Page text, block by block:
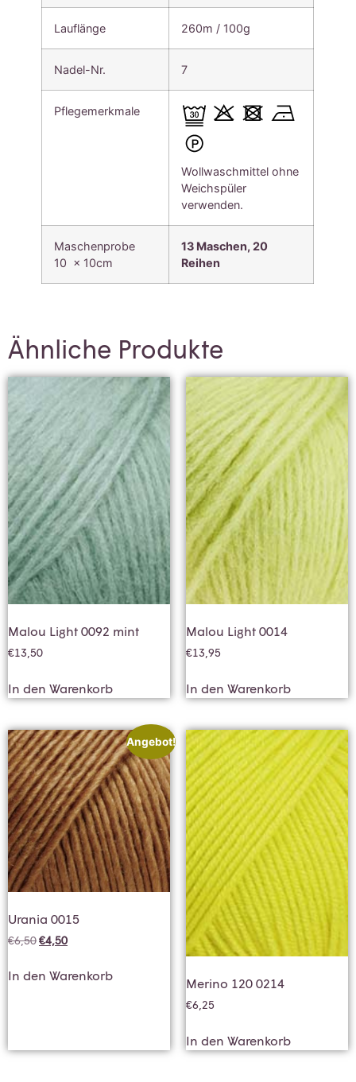
Lauflänge 260m / 100g
Nadel-Nr. 7
Pflegemerkmale
Wollwaschmittel ohne
Weichspüler
verwenden.
Maschenprobe
10 x 10cm
13 Maschen, 20
Reihen
Ähnliche Produkte
Malou Light 0092 mint
€13,50
In den Warenkorb
Malou Light 0014
€13,95
In den Warenkorb
Angebot!
Urania 0015
€6,50€4,50
In den Warenkorb Merino 120 0214
€6,25
In den Warenkorb